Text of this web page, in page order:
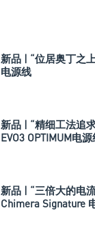
新品 | “位居奥丁之
电源线
新品 | “精细工法追
EVO3 OPTIMUM电
新品 | “三倍大的电
Chimera Signature